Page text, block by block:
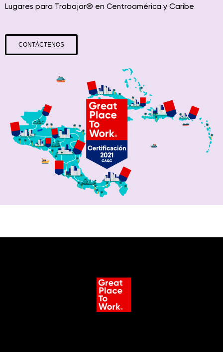
Lugares para Trabajar® en Centroamérica y Caribe
CONTÁCTENOS